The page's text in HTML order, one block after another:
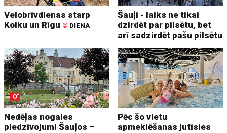
Velobrīvdienas starp
Kolku un Rīgu © DIENA
Šauļi - laiks ne tikai
dzirdēt par pilsētu, bet
arī sadzirdēt pašu pilsētu
Nedēļas nogales
piedzīvojumi Šauļos –
Pēc šo vietu
apmeklēšanas jutīsies